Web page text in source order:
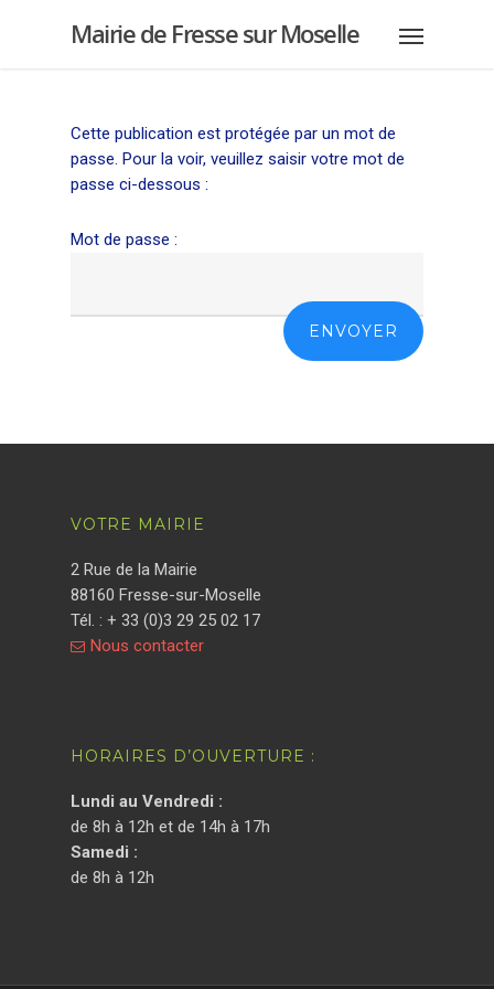
Mairie de Fresse sur Moselle
Cette publication est protégée par un mot de
passe. Pour la voir, veuillez saisir votre mot de
passe ci-dessous :
Mot de passe :
VOTRE MAIRIE
2 Rue de la Mairie
88160 Fresse-sur-Moselle
Tél. : + 33 (0)3 29 25 02 17
Nous contacter
HORAIRES D’OUVERTURE :
Lundi au Vendredi :
de 8h à 12h et de 14h à 17h
Samedi :
de 8h à 12h